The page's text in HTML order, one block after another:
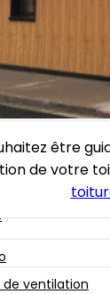
être
de votre
de ventilation